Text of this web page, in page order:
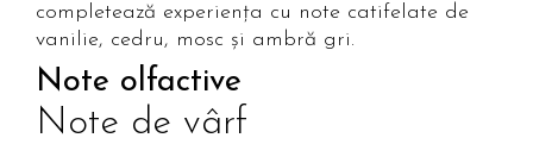
completează experiența cu note catifelate de
vanilie, cedru, mosc și ambră gri.
Note olfactive
Note de vârf